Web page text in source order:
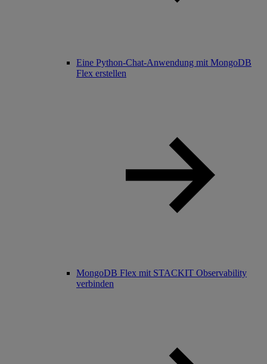
Eine Python-Chat-Anwendung mit MongoDB
Flex erstellen
MongoDB Flex mit STACKIT Observability
verbinden